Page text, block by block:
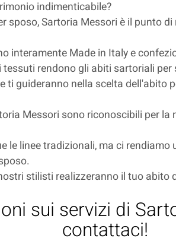
indimenticabile?
sposo, Sartoria Messori è il punto
interamente Made in Italy e
rendono gli abiti sartoriali
ti guideranno nella scelta dell'abito
Messori sono riconoscibili per
le linee tradizionali, ma ci
stilisti realizzeranno il tuo abito
sui servizi di
contattaci!